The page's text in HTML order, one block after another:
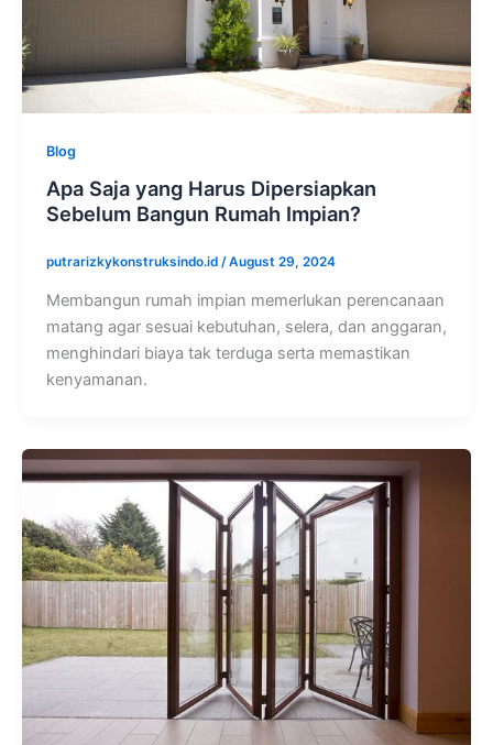
Blog
Apa Saja yang Harus Dipersiapkan
Sebelum Bangun Rumah Impian?
putrarizkykonstruksindo.id /August 29, 2024
Membangun rumah impian memerlukan perencanaan
matang agar sesuai kebutuhan, selera, dan anggaran,
menghindari biaya tak terduga serta memastikan
kenyamanan.